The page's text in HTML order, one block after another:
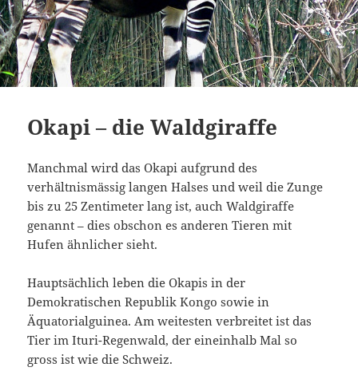
Okapi – die Waldgiraffe
Manchmal wird das Okapi aufgrund des
verhältnismässig langen Halses und weil die Zunge
bis zu 25 Zentimeter lang ist, auch Waldgiraffe
genannt – dies obschon es anderen Tieren mit
Hufen ähnlicher sieht.
Hauptsächlich leben die Okapis in der
Demokratischen Republik Kongo sowie in
Äquatorialguinea. Am weitesten verbreitet ist das
Tier im Ituri-Regenwald, der eineinhalb Mal so
gross ist wie die Schweiz.